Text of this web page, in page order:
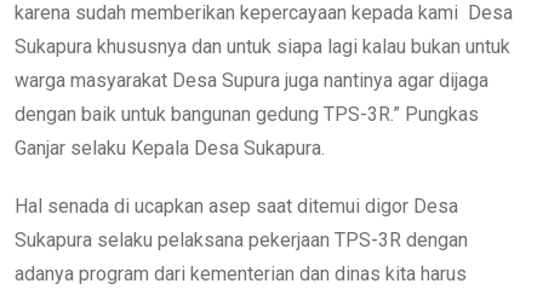
karena sudah memberikan kepercayaan kepada kami Desa
Sukapura khususnya dan untuk siapa lagi kalau bukan untuk
warga masyarakat Desa Supura juga nantinya agar dijaga
dengan baik untuk bangunan gedung TPS-3R.” Pungkas
Ganjar selaku Kepala Desa Sukapura.
Hal senada di ucapkan asep saat ditemui digor Desa
Sukapura selaku pelaksana pekerjaan TPS-3R dengan
adanya program dari kementerian dan dinas kita harus